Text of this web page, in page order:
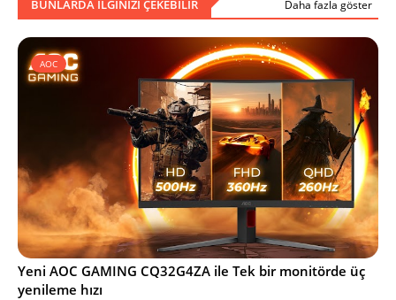
BUNLARDA ILGINIZI ÇEKEBILIR Daha fazla göster
AOC
Yeni AOC GAMING CQ32G4ZA ile Tek bir monitörde üç
yenileme hızı